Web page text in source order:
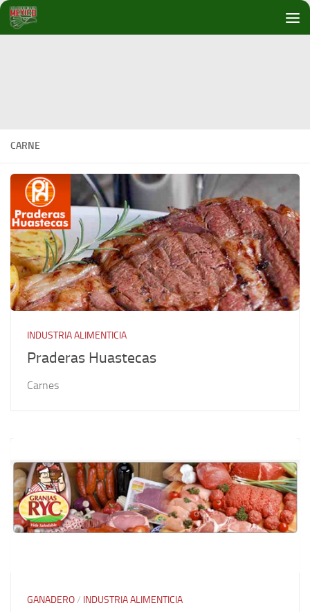
Debajo del contenido
CARNE
INDUSTRIA ALIMENTICIA
Praderas Huastecas
Carnes
GANADERO/ INDUSTRIA ALIMENTICIA